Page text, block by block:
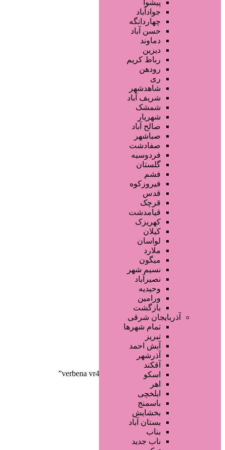
فروشگاه ها
محصولات آرایشی
تجهیزات سالن زیبایی
محصولات پوست
محصولات مو
سایر خدمات
پیشوا
جوادآباد
چهاردانگه
حسن آباد
دماوند
دیزین
رباط کریم
رودهن
ری
شاهدشهر
شریف آباد
شمشک
شهریار
صالح آباد
صباشهر
صفادشت
فردوسیه
گلستان
فشم
فیروزکوه
قدس
قرچک
قیامدشت
کهریزک
کیلان
لواسان
ملارد
میگون
نسیم شهر
نصیرآباد
وحیدیه
ورامین
بازگشت
آذربایجان شرقی
تمام شهر‌ها
تبریز
آبش احمد
آذرشهر
آقکند
اسکو
اهر
ایلخچی
باسمنج
بخشایش
بستان آباد
بناب
ناب جدید
صفحه اصلی
آگهی انبوه
طراحی سایت
صفحه اختصاصی
لیست سایتهای تبلیغاتی
دسته‌بندی‌ها
/ محصولات برچسب خورده “verbena vr4028”